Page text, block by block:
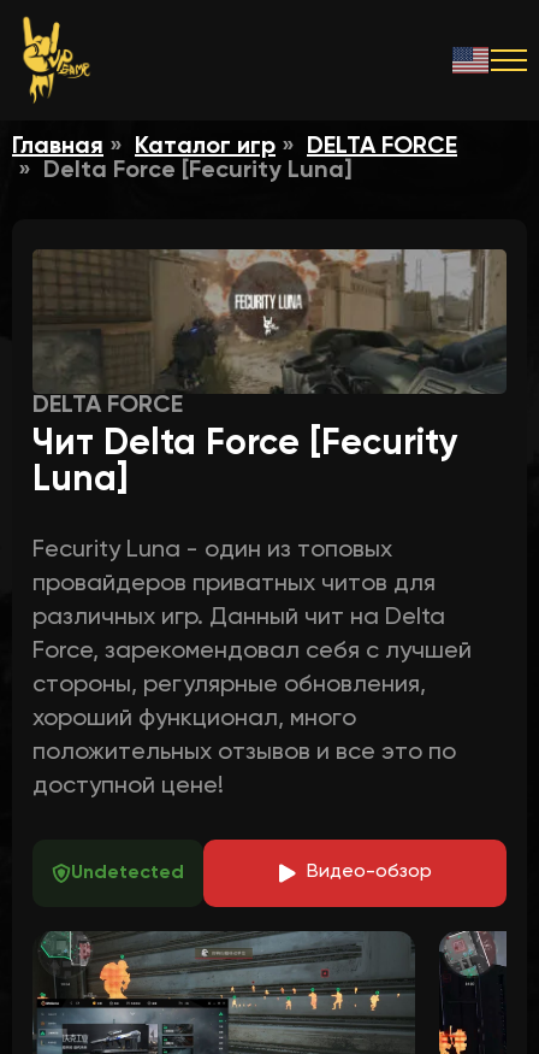
Главная Каталог игр
DELTA FORCE
Delta Force [Fecurity Luna]
DELTA FORCE
Чит Delta Force [Fecurity
Luna]
Fecurity Luna - один из топовых
провайдеров приватных читов для
различных игр. Данный чит на Delta
Force, зарекомендовал себя с лучшей
стороны, регулярные обновления,
хороший функционал, много
положительных отзывов и все это по
доступной цене!
Undetected Видео-обзор